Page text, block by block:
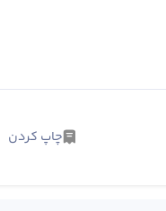
چاپ کردن